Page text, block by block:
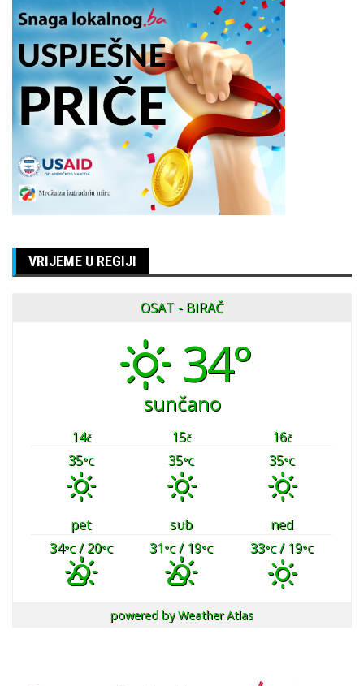
VRIJEME U REGIJI
OSAT - BIRAČ
34°
sunčano
14č 15č 16č
35°C 35°C 35°C
pet sub
ned
34°C/ 20°C 31°C/ 19°C 33°C/ 19°C
powered byWeather Atlas